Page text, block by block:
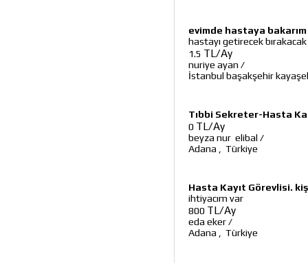
evimde hastaya bakarım
hastayı getirecek
1.5 TL/Ay
nuriye ayan /
İstanbul başakşehir
Tıbbi Sekreter-Hasta
0 TL/Ay
beyza nur elibal /
Adana
Türkiye
Hasta Kayıt Görevlisi.
ihtiyacım var
800 TL/Ay
eda eker/
Adana
Türkiye